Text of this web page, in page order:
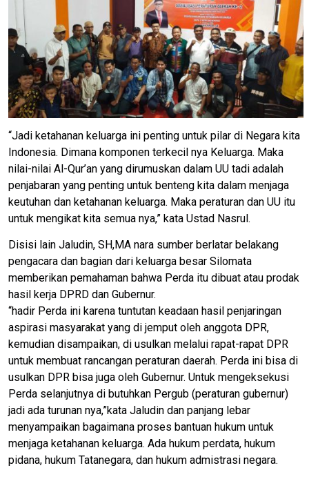
“Jadi ketahanan keluarga ini penting untuk pilar di Negara kita
Indonesia. Dimana komponen terkecil nya Keluarga. Maka
nilai-nilai Al-Qur’an yang dirumuskan dalam UU tadi adalah
penjabaran yang penting untuk benteng kita dalam menjaga
keutuhan dan ketahanan keluarga. Maka peraturan dan UU itu
untuk mengikat kita semua nya,” kata Ustad Nasrul.
Disisi lain Jaludin, SH,MA nara sumber berlatar belakang
pengacara dan bagian dari keluarga besar Silomata
memberikan pemahaman bahwa Perda itu dibuat atau prodak
hasil kerja DPRD dan Gubernur.
“hadir Perda ini karena tuntutan keadaan hasil penjaringan
aspirasi masyarakat yang di jemput oleh anggota DPR,
kemudian disampaikan, di usulkan melalui rapat-rapat DPR
untuk membuat rancangan peraturan daerah. Perda ini bisa di
usulkan DPR bisa juga oleh Gubernur. Untuk mengeksekusi
Perda selanjutnya di butuhkan Pergub (peraturan gubernur)
jadi ada turunan nya,”kata Jaludin dan panjang lebar
menyampaikan bagaimana proses bantuan hukum untuk
menjaga ketahanan keluarga. Ada hukum perdata, hukum
pidana, hukum Tatanegara, dan hukum admistrasi negara.